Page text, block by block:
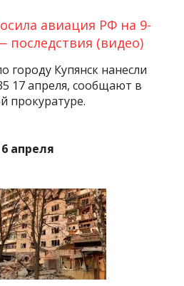
авиация РФ на 9-
последствия (видео)
городу Купянск нанесли
17 апреля, сообщают в
прокуратуре.
апреля